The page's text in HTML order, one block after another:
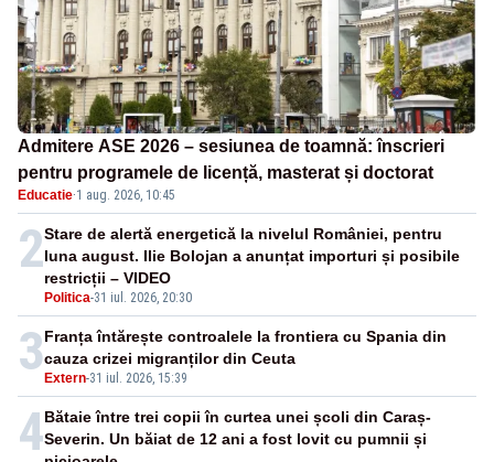
Admitere ASE 2026 – sesiunea de toamnă: înscrieri
pentru programele de licență, masterat și doctorat
Educatie·1 aug. 2026, 10:45
2
Politica-31 iul. 2026, 20:30
Stare de alertă energetică la nivelul României, pentru
luna august. Ilie Bolojan a anunțat importuri și posibile
restricții – VIDEO
3Extern-31 iul. 2026, 15:39
Franța întărește controalele la frontiera cu Spania din
cauza crizei migranților din Ceuta
4Bătaie între trei copii în curtea unei școli din Caraș-
Severin. Un băiat de 12 ani a fost lovit cu pumnii și